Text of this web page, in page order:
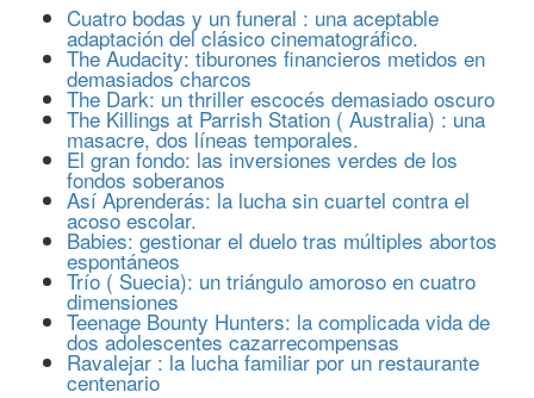
Cuatro bodas y un funeral : una aceptable
adaptación del clásico cinematográfico.
The Audacity: tiburones financieros metidos en
demasiados charcos
The Dark: un thriller escocés demasiado oscuro
The Killings at Parrish Station ( Australia) : una
masacre, dos líneas temporales.
El gran fondo: las inversiones verdes de los
fondos soberanos
Así Aprenderás: la lucha sin cuartel contra el
acoso escolar.
Babies: gestionar el duelo tras múltiples abortos
espontáneos
Trío ( Suecia): un triángulo amoroso en cuatro
dimensiones
Teenage Bounty Hunters: la complicada vida de
dos adolescentes cazarrecompensas
Ravalejar : la lucha familiar por un restaurante
centenario